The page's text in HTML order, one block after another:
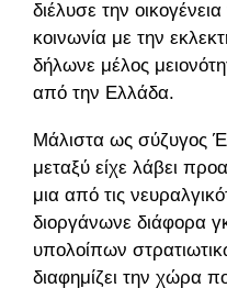
διέλυσε την
κοινωνία με την
δήλωνε μέλος
από την Ελλάδα.
Μάλιστα ως σύζυγος
μεταξύ είχε λάβει
μια από τις
διοργάνωνε διάφορα
υπολοίπων
διαφημίζει την χώρα